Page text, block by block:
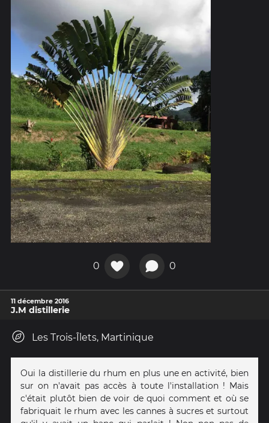
0 0
11 décembre 2016
J.M distillerie
Les Trois-Îlets, Martinique
Oui la distillerie du rhum en plus une en activité, bien
sur on n'avait pas accès à toute l'installation ! Mais
c'était plutôt bien de voir de quoi comment et où se
fabriquait le rhum avec les cannes à sucres et surtout